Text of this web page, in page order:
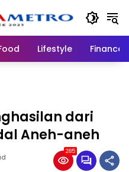
Lifestyle Finance
dari
Aneh-aneh
285